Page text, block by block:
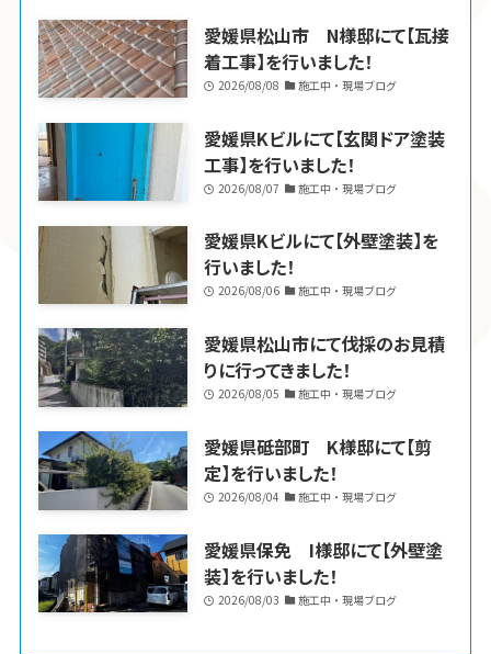
愛媛県松山市 N様邸にて【瓦接
着工事】を行いました！
2026/08/08 施工中・現場ブログ
愛媛県Kビルにて【玄関ドア塗装
工事】を行いました！
2026/08/07 施工中・現場ブログ
愛媛県Kビルにて【外壁塗装】を
行いました！
2026/08/06 施工中・現場ブログ
愛媛県松山市にて伐採のお見積
りに行ってきました！
2026/08/05 施工中・現場ブログ
愛媛県砥部町 K様邸にて【剪
定】を行いました！
2026/08/04 施工中・現場ブログ
愛媛県保免 I様邸にて【外壁塗
装】を行いました！
2026/08/03 施工中・現場ブログ